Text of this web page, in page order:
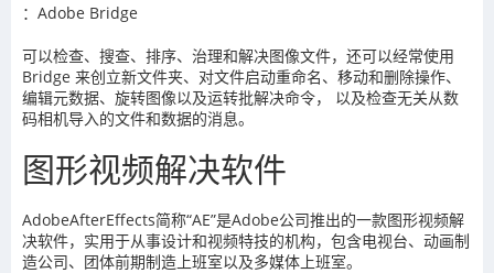
：Adobe Bridge
可以检查、搜查、排序、治理和解决图像文件，还可以经常使用
Bridge 来创立新文件夹、对文件启动重命名、移动和删除操作、
编辑元数据、旋转图像以及运转批解决命令， 以及检查无关从数
码相机导入的文件和数据的消息。
图形视频解决软件
AdobeAfterEffects简称“AE”是Adobe公司推出的一款图形视频解
决软件，实用于从事设计和视频特技的机构，包含电视台、动画制
造公司、团体前期制造上班室以及多媒体上班室。